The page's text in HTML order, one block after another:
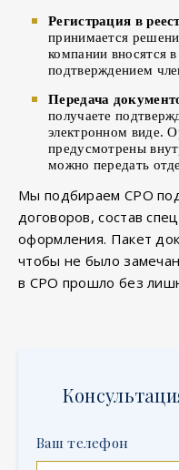
Регистрация в
принимается
компании вносятся
подтверждением
Передача
получаете
электронном виде.
предусмотрены
можно передать
Мы подбираем СРО
договоров, состав
оформления. Пакет
чтобы не было
в СРО прошло без
Ваш телефон